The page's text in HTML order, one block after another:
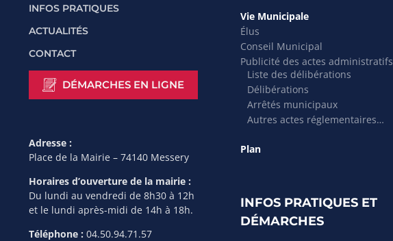
INFOS PRATIQUES
ACTUALITÉS
CONTACT
DÉMARCHES EN LIGNE
Adresse :
Place de la Mairie – 74140 Messery
Horaires d’ouverture de la mairie :
Du lundi au vendredi de 8h30 à 12h
et le lundi après-midi de 14h à 18h.
Téléphone : 04.50.94.71.57
Vie Municipale
Élus
Conseil Municipal
Publicité des actes administratifs
Liste des délibérations
Délibérations
Arrêtés municipaux
Autres actes réglementaires…
Plan
INFOS PRATIQUES ET
DÉMARCHES